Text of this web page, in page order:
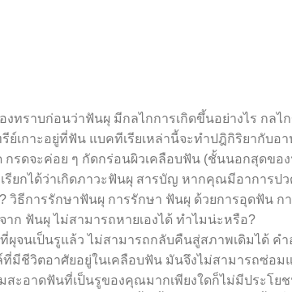
ราบก่อนว่าฟันผุ มีกลไกการเกิดขึ้นอย่างไร กลไก
เกาะอยู่ที่ฟัน แบคทีเรียเหล่านี้จะทำปฎิกิริยากับอ
กรดจะค่อย ๆ กัดกร่อนผิวเคลือบฟัน (ชั้นนอกสุดขอ
รียกได้ว่าเกิดภาวะฟันผุ สารบัญ หากคุณมีอาการป
วิธีการรักษาฟันผุ การรักษา ฟันผุ ด้วยการอุดฟัน ก
ดจาก ฟันผุ ไม่สามารถหายเองได้ ทำไมน่ะห
ผุจนเป็นรูแล้ว ไม่สามารถกลับคืนสู่สภาพเดิมได้ คำ
มีชีวิตอาศัยอยู่ในเคลือบฟัน มันจึงไม่สามารถซ่อม
ะอาดฟันที่เป็นรูของคุณมากเพียงใดก็ไม่มีประโยช